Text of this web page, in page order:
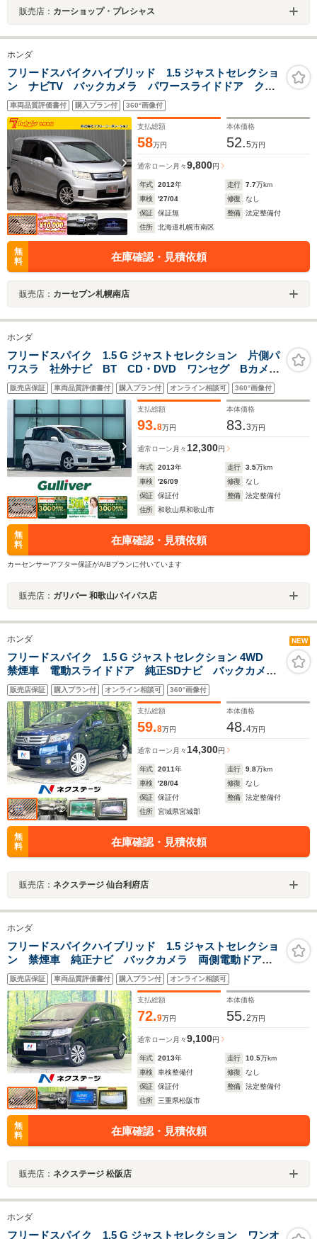
販売店： カーショップ・プレシャス
ホンダ
フリードスパイクハイブリッド 1.5 ジャストセレクショ
ン ナビTV バックカメラ パワースライドドア クル
ーズコントロール HIDヘッドランプ ETC
Bluetooth 横滑り防止 カーゴスポットライト ビルト
インテーブル オートエアコン 後方視覚支援ミラ
車両品質評価書付 購入プラン付 360°画像付
支払総額
58万円
本体価格
52.5万円
通常ローン 月々9,800円
年式 2012年 走行 7.7万km
車検
'27/04 修復
なし
保証
保証無 整備
法定整備付
住所
北海道札幌市南区
無
料
在庫確認・見積依頼
販売店： カーセブン札幌南店
ホンダ
フリードスパイク 1.5 G ジャストセレクション 片側パ
ワスラ 社外ナビ BT CD・DVD ワンセグ Bカメ
横滑り防止 電格ミラー 革巻きハンドル ドラレコ
ETC ドアバイザー エアバッグ 純正フロアマット
オートライト ハロゲンヘッドライト
販売店保証 車両品質評価書付 購入プラン付 オンライン相談可 360°画像付
支払総額
93.8万円
本体価格
83.3万円
通常ローン 月々12,300円
年式 2013年 走行 3.5万km
車検
'26/09 修復
なし
保証
保証付 整備
法定整備付
住所
和歌山県和歌山市
無
料
在庫確認・見積依頼
カーセンサーアフター保証がA/Bプランに付いています
販売店： ガリバー 和歌山バイパス店
ホンダ NEW
フリードスパイク 1.5 G ジャストセレクション 4WD
禁煙車 電動スライドドア 純正SDナビ バックカメ
ラ 寒冷地仕様 HIDヘッド ETC オートライト オー
トエアコン CD 地デジ AUX接続 電動格納ミラー
プライバシーガラス
販売店保証 購入プラン付 オンライン相談可 360°画像付
支払総額
59.8万円
本体価格
48.4万円
通常ローン 月々14,300円
年式 2011年 走行 9.8万km
車検
'28/04 修復
なし
保証
保証付 整備
法定整備付
住所
宮城県宮城郡
無
料
在庫確認・見積依頼
販売店： ネクステージ 仙台利府店
ホンダ
フリードスパイクハイブリッド 1.5 ジャストセレクショ
ン 禁煙車 純正ナビ バックカメラ 両側電動ドア
クルーズコントロール ETC HIDヘッド ハーフレザ
ー フルセグ 電動格納ミラー CD/DVD再生
Bluetooth キーレス オートライト
販売店保証 車両品質評価書付 購入プラン付 オンライン相談可
支払総額
72.9万円
本体価格
55.2万円
通常ローン 月々9,100円
年式 2013年 走行 10.5万km
車検
車検整備付 修復
なし
保証
保証付 整備
法定整備付
住所
三重県松阪市
無
料
在庫確認・見積依頼
販売店： ネクステージ 松阪店
ホンダ
フリードスパイク 1.5 G ジャストセレクション ワンオ